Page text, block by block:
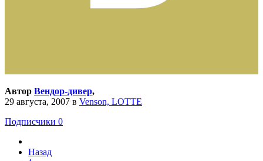
Автор Вендор-дивер,
29 августа, 2007 в Venson, LOTTE
Подписчики 0
Назад